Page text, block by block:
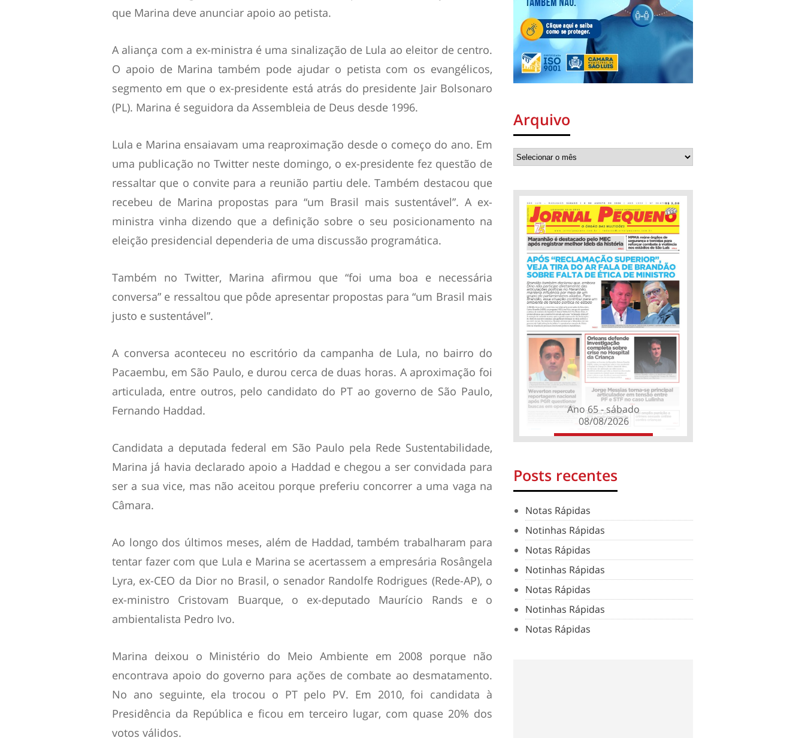
que Marina deve anunciar apoio ao petista.
A aliança com a ex-ministra é uma sinalização de Lula ao eleitor de centro.
O apoio de Marina também pode ajudar o petista com os evangélicos,
segmento em que o ex-presidente está atrás do presidente Jair Bolsonaro
(PL). Marina é seguidora da Assembleia de Deus desde 1996.
Lula e Marina ensaiavam uma reaproximação desde o começo do ano. Em
uma publicação no Twitter neste domingo, o ex-presidente fez questão de
ressaltar que o convite para a reunião partiu dele. Também destacou que
recebeu de Marina propostas para “um Brasil mais sustentável”. A ex-
ministra vinha dizendo que a definição sobre o seu posicionamento na
eleição presidencial dependeria de uma discussão programática.
Também no Twitter, Marina afirmou que “foi uma boa e necessária
conversa” e ressaltou que pôde apresentar propostas para “um Brasil mais
justo e sustentável”.
A conversa aconteceu no escritório da campanha de Lula, no bairro do
Pacaembu, em São Paulo, e durou cerca de duas horas. A aproximação foi
articulada, entre outros, pelo candidato do PT ao governo de São Paulo,
Fernando Haddad.
Candidata a deputada federal em São Paulo pela Rede Sustentabilidade,
Marina já havia declarado apoio a Haddad e chegou a ser convidada para
ser a sua vice, mas não aceitou porque preferiu concorrer a uma vaga na
Câmara.
Ao longo dos últimos meses, além de Haddad, também trabalharam para
tentar fazer com que Lula e Marina se acertassem a empresária Rosângela
Lyra, ex-CEO da Dior no Brasil, o senador Randolfe Rodrigues (Rede-AP), o
ex-ministro Cristovam Buarque, o ex-deputado Maurício Rands e o
ambientalista Pedro Ivo.
Marina deixou o Ministério do Meio Ambiente em 2008 porque não
encontrava apoio do governo para ações de combate ao desmatamento.
No ano seguinte, ela trocou o PT pelo PV. Em 2010, foi candidata à
Presidência da República e ficou em terceiro lugar, com quase 20% dos
votos válidos.
Arquivo
Ano 65 - sábado
08/08/2026
Posts recentes
Notas Rápidas
Notinhas Rápidas
Notas Rápidas
Notinhas Rápidas
Notas Rápidas
Notinhas Rápidas
Notas Rápidas